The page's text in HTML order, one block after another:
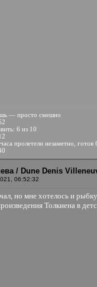
— просто смешно
6 из 10
пролетели незаметно,
/ Dune Denis
06:52:32
но мне хотелось и
Толкиена в